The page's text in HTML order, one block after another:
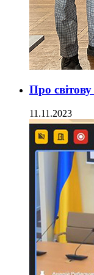
Про
11.11.2023